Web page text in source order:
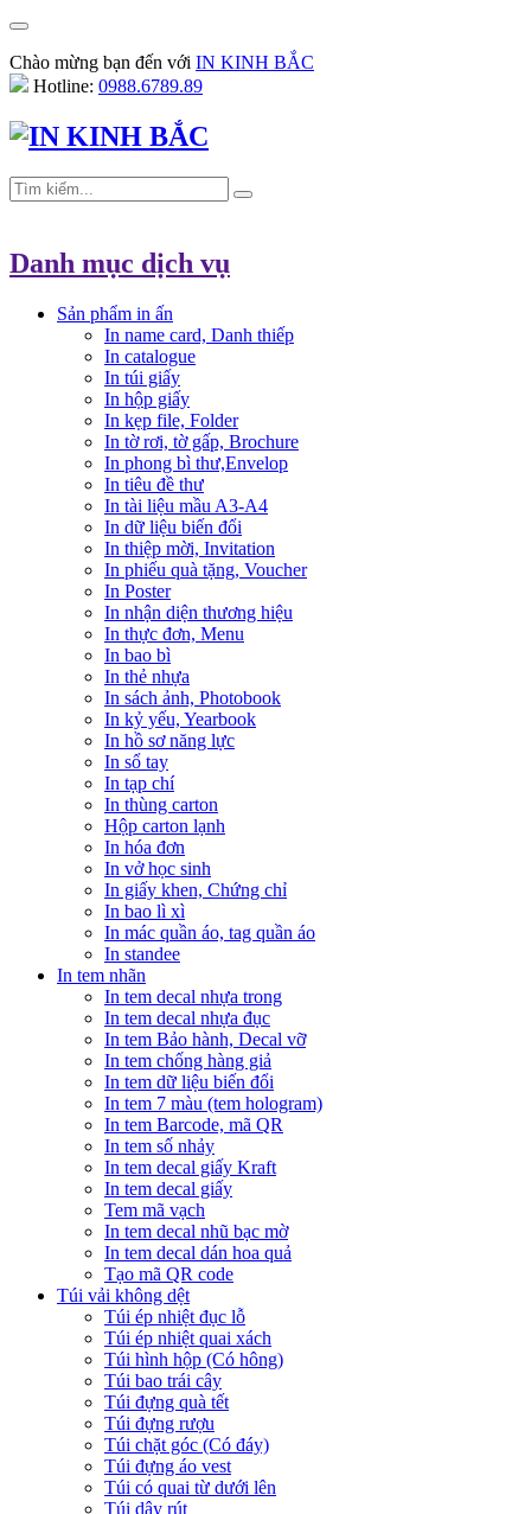
Chào mừng bạn đến với IN KINH BẮC
Hotline: 0988.6789.89
Danh mục dịch vụ
Sản phẩm in ấn
In name card, Danh thiếp
In catalogue
In túi giấy
In hộp giấy
In kẹp file, Folder
In tờ rơi, tờ gấp, Brochure
In phong bì thư,Envelop
In tiêu đề thư
In tài liệu mầu A3-A4
In dữ liệu biến đổi
In thiệp mời, Invitation
In phiếu quà tặng, Voucher
In Poster
In nhận diện thương hiệu
In thực đơn, Menu
In bao bì
In thẻ nhựa
In sách ảnh, Photobook
In kỷ yếu, Yearbook
In hồ sơ năng lực
In sổ tay
In tạp chí
In thùng carton
Hộp carton lạnh
In hóa đơn
In vở học sinh
In giấy khen, Chứng chỉ
In bao lì xì
In mác quần áo, tag quần áo
In standee
In tem nhãn
In tem decal nhựa trong
In tem decal nhựa đục
In tem Bảo hành, Decal vỡ
In tem chống hàng giả
In tem dữ liệu biến đổi
In tem 7 màu (tem hologram)
In tem Barcode, mã QR
In tem số nhảy
In tem decal giấy Kraft
In tem decal giấy
Tem mã vạch
In tem decal nhũ bạc mờ
In tem decal dán hoa quả
Tạo mã QR code
Túi vải không dệt
Túi ép nhiệt đục lỗ
Túi ép nhiệt quai xách
Túi hình hộp (Có hông)
Túi bao trái cây
Túi đựng quà tết
Túi đựng rượu
Túi chặt góc (Có đáy)
Túi đựng áo vest
Túi có quai từ dưới lên
Túi dây rút